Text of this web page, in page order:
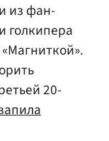
из фан-
голкипера
20-